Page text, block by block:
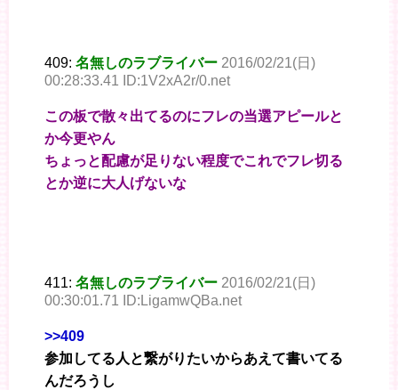
409: 名無しのラブライバー 2016/02/21(日)
00:28:33.41 ID:1V2xA2r/0.net
この板で散々出てるのにフレの当選アピールと
か今更やん
ちょっと配慮が足りない程度でこれでフレ切る
とか逆に大人げないな
411: 名無しのラブライバー 2016/02/21(日)
00:30:01.71 ID:LigamwQBa.net
>>409
参加してる人と繋がりたいからあえて書いてる
んだろうし